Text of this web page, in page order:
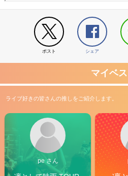
ポスト シェア
マイベ
ライブ好きの皆さんの推しをご紹介します。
pe さん